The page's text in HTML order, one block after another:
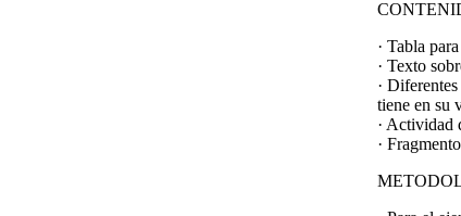
· Tabla
· Texto
·
tiene en su
· Actividad
·